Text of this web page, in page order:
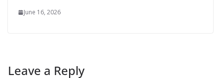
June 16, 2026
Leave a Reply